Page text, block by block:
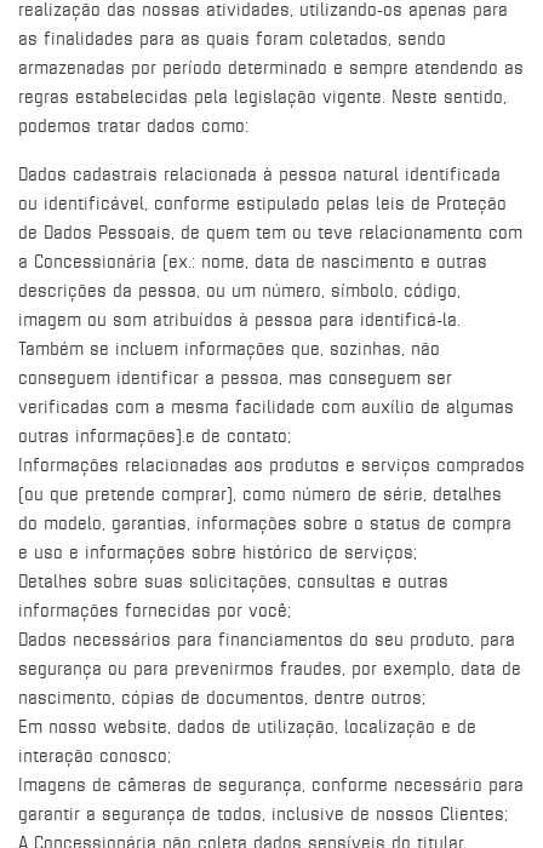
realização das nossas atividades, utilizando-os apenas para
as finalidades para as quais foram coletados, sendo
armazenadas por período determinado e sempre atendendo as
regras estabelecidas pela legislação vigente. Neste sentido,
podemos tratar dados como:
Dados cadastrais relacionada à pessoa natural identificada
ou identificável, conforme estipulado pelas leis de Proteção
de Dados Pessoais, de quem tem ou teve relacionamento com
a Concessionária (ex.: nome, data de nascimento e outras
descrições da pessoa, ou um número, símbolo, código,
imagem ou som atribuídos à pessoa para identificá-la.
Também se incluem informações que, sozinhas, não
conseguem identificar a pessoa, mas conseguem ser
verificadas com a mesma facilidade com auxílio de algumas
outras informações).e de contato;
Informações relacionadas aos produtos e serviços comprados
(ou que pretende comprar), como número de série, detalhes
do modelo, garantias, informações sobre o status de compra
e uso e informações sobre histórico de serviços;
Detalhes sobre suas solicitações, consultas e outras
informações fornecidas por você;
Dados necessários para financiamentos do seu produto, para
segurança ou para prevenirmos fraudes, por exemplo, data de
nascimento, cópias de documentos, dentre outros;
Em nosso website, dados de utilização, localização e de
interação conosco;
Imagens de câmeras de segurança, conforme necessário para
garantir a segurança de todos, inclusive de nossos Clientes;
A Concessionária não coleta dados sensíveis do titular.